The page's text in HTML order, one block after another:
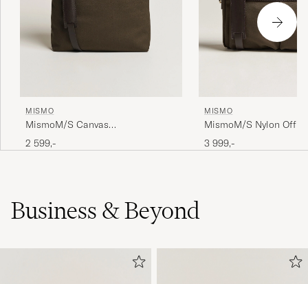
MISMO
MismoM/S Canvas
ShopperArmy/Dark Brown
2 599,-
MISMO
MismoM/S Nylon
Brown
3 999,-
Business & Beyond